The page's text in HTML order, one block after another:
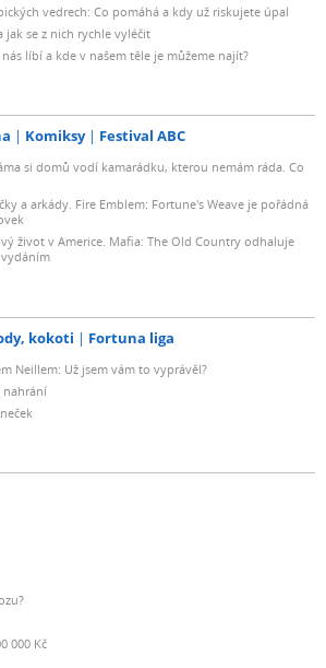
vedrech: Co pomáhá a kdy už riskujete úpal
jak se z nich rychle vyléčit
líbí a kde v našem těle je můžeme najít?
Komiksy Festival ABC
si domů vodí kamarádku, kterou nemám ráda. Co
a arkády. Fire Emblem: Fortune's Weave je pořádná
život v Americe. Mafia: The Old Country odhaluje
kokoti Fortuna liga
Neillem: Už jsem vám to vyprávěl?
nahrání
000 Kč